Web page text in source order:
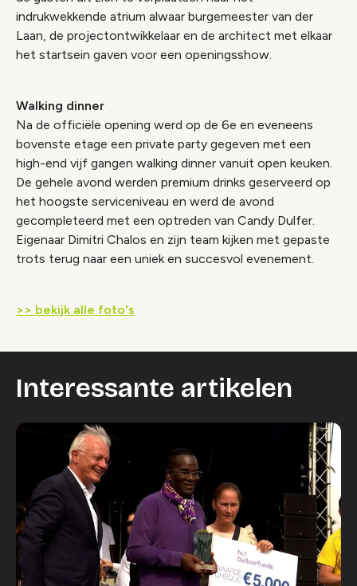
indrukwekkende atrium alwaar burgemeester van der
Laan, de projectontwikkelaar en de architect met elkaar
het startsein gaven voor een openingsshow.
Walking dinner
Na de officiële opening werd op de 6e en eveneens
bovenste etage een private party gegeven met een
high-end vijf gangen walking dinner vanuit open keuken.
De gehele avond werden premium drinks geserveerd op
het hoogste serviceniveau en werd de avond
gecompleteerd met een optreden van Candy Dulfer.
Eigenaar Dimitri Chalos en zijn team kijken met gepaste
trots terug naar een uniek en succesvol evenement.
>> bekijk alle foto's
Interessante artikelen